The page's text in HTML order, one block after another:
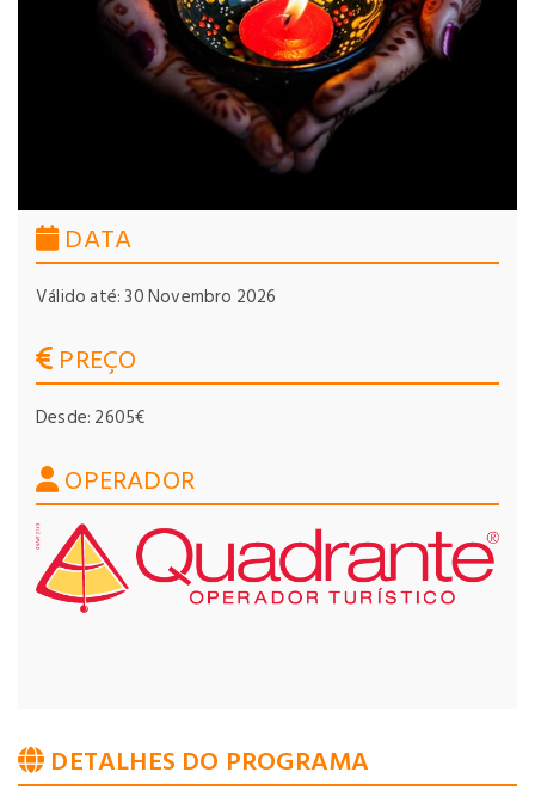
DATA
Válido até: 30 Novembro 2026
PREÇO
Desde: 2605€
OPERADOR
DETALHES DO PROGRAMA